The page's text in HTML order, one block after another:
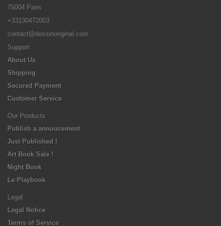
75004 Paris
+33130472003
contact@dessinoriginal.com
Support
About Us
Shipping
Secured Payment
Customer Service
Our Products
Publish a annoucement
Just Published !
Art Book Sale !
Night Book
Le Playbook
Legal
Legal Notice
Terms of Service